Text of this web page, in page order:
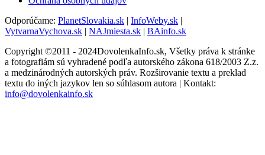
Odporúčame: PlanetSlovakia.sk | InfoWeby.sk |
VytvarnaVychova.sk | NAJmiesta.sk | BAinfo.sk
Copyright ©2011 - 2024DovolenkaInfo.sk, Všetky práva k stránke
a fotografiám sú vyhradené podľa autorského zákona 618/2003 Z.z.
a medzinárodných autorských práv. Rozširovanie textu a preklad
textu do iných jazykov len so súhlasom autora | Kontakt:
info@dovolenkainfo.sk